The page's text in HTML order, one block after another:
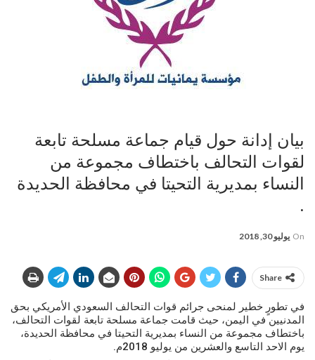
بيان إدانة حول قيام جماعة مسلحة تابعة
لقوات التحالف باختطاف مجموعة من
النساء بمديرية التحيتا في محافظة الحديدة
.
On يوليو 30, 2018
Share
في تطورٍ خطير لمنحى جرائم قوات التحالف السعودي الأمريكي بحق
المدنيين في اليمن، حيث قامت جماعة مسلحة تابعة لقوات التحالف،
باختطاف مجموعة من النساء بمديرية التحيتا في محافظة الحديدة،
يوم الاحد التاسع والعشرين من يوليو 2018م.